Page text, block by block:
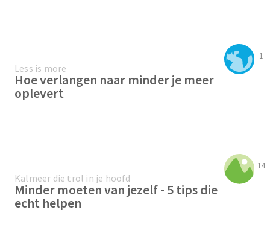
1
Less is more
Hoe verlangen naar minder je meer
oplevert
14
Kalmeer die trol in je hoofd
Minder moeten van jezelf - 5 tips die
echt helpen